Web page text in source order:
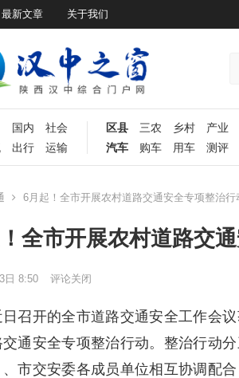
最新文章 关于我们
国内
社会
出行 运输
区县 三农 乡村
产业
汽车
购车 用车 测评
6月起！全市开展农村道路交通安全专项整治行
全市开展农村道路交
日 8:50 评论关闭
召开的全市道路交通安全工作会
通安全专项整治行动。整治行动
市交安委各成员单位相互协调配